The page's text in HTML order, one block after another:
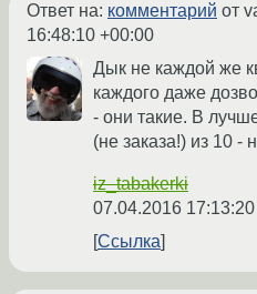
Ответ на: комментарий от
16:48:10 +00:00
Дык не каждой же
каждого даже
- они такие. В
(не заказа!) из 10 -
iz_tabakerki
07.04.2016
Ссылка